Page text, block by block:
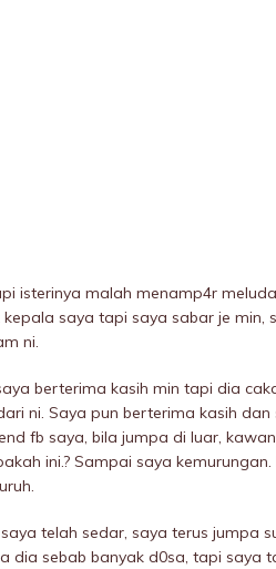
isterinya malah menamp4r
saya tapi saya sabar je min,
ni.
berterima kasih min tapi dia
ni. Saya pun berterima kasih dan
fb saya, bila jumpa di luar,
ini.? Sampai saya kemurungan.
telah sedar, saya terus jumpa
dia sebab banyak d0sa, tapi saya